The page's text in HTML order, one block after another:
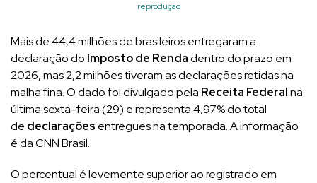
reprodução
Mais de 44,4 milhões de brasileiros entregaram a
declaração do Imposto de Rendadentro do prazo em
2026, mas 2,2 milhões tiveram as declarações retidas na
malha fina. O dado foi divulgado pela Receita Federalna
última sexta-feira (29) e representa 4,97% do total
de declarações entregues na temporada. A informação
é da CNN Brasil.
O percentual é levemente superior ao registrado em